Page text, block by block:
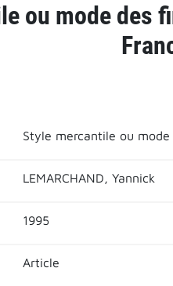
ou mode des
Style mercantile ou
LEMARCHAND, Yannick
1995
Article